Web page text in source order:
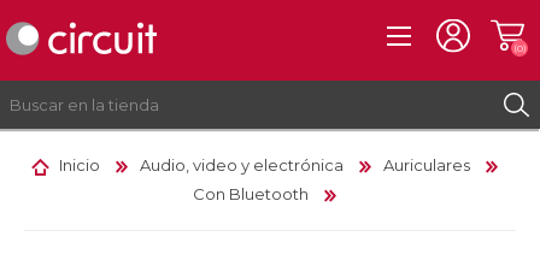
(0)
Inicio Audio, video y electrónica
Auriculares
Con Bluetooth